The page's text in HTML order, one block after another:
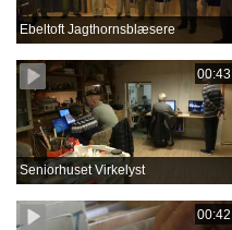
Ebeltoft Jagthornsblæsere
00:43
Seniorhuset Virkelyst
00:42